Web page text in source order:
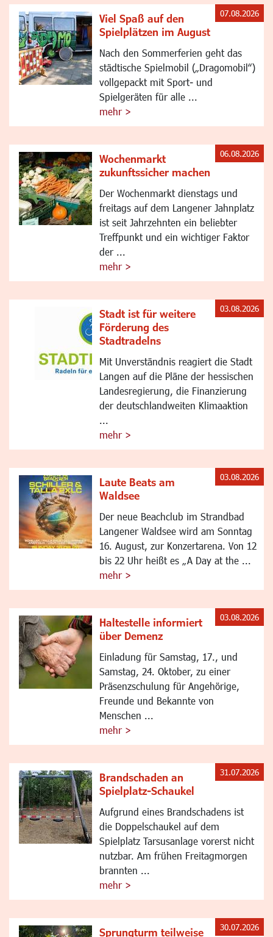
Viel Spaß auf den
Spielplätzen im August
Nach den Sommerferien geht das
städtische Spielmobil („Dragomobil“)
vollgepackt mit Sport- und
Spielgeräten für alle ...
mehr >
07.08.2026
Wochenmarkt
zukunftssicher machen
Der Wochenmarkt dienstags und
freitags auf dem Langener Jahnplatz
ist seit Jahrzehnten ein beliebter
Treffpunkt und ein wichtiger Faktor
der ...
mehr >
06.08.2026
Stadt ist für weitere
Förderung des
Stadtradelns
Mit Unverständnis reagiert die Stadt
Langen auf die Pläne der hessischen
Landesregierung, die Finanzierung
der deutschlandweiten Klimaaktion
...
mehr >
03.08.2026
Laute Beats am
Waldsee
Der neue Beachclub im Strandbad
Langener Waldsee wird am Sonntag
16. August, zur Konzertarena. Von 12
bis 22 Uhr heißt es „A Day at the ...
mehr >
03.08.2026
Haltestelle informiert
über Demenz
Einladung für Samstag, 17., und
Samstag, 24. Oktober, zu einer
Präsenzschulung für Angehörige,
Freunde und Bekannte von
Menschen ...
mehr >
03.08.2026
Brandschaden an
Spielplatz-Schaukel
Aufgrund eines Brandschadens ist
die Doppelschaukel auf dem
Spielplatz Tarsusanlage vorerst nicht
nutzbar. Am frühen Freitagmorgen
brannten ...
mehr >
31.07.2026
Sprungturm teilweise 30.07.2026